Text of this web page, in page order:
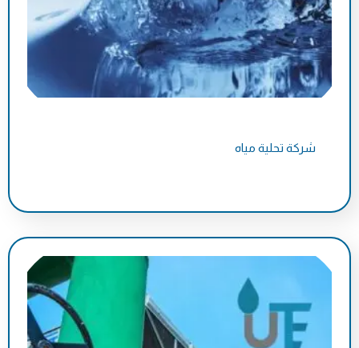
شركة تحلية مياه